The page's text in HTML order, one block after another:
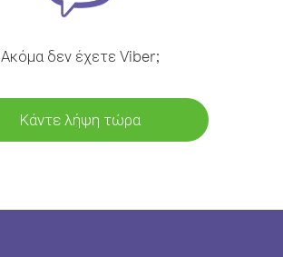
Ακόμα δεν έχετε Viber;
Κάντε λήψη τώρα